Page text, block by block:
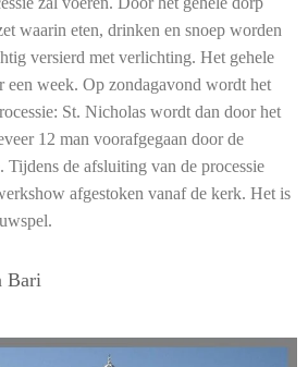
waarin eten, drinken en snoep worden
versierd met verlichting. Het gehele
een week. Op zondagavond wordt het
St. Nicholas wordt dan door het
12 man voorafgegaan door de
Tijdens de afsluiting van de processie
afgestoken vanaf de kerk. Het is
Bari